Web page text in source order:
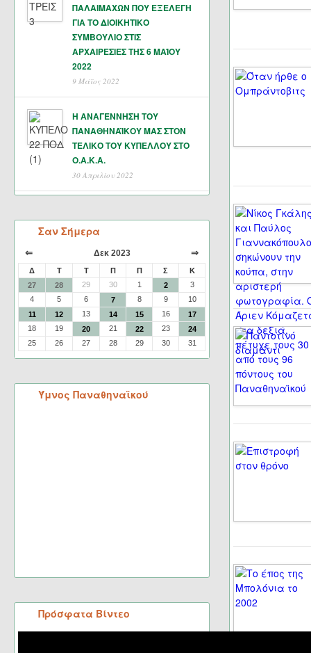
ΠΑΛΑΙΜΑΧΩΝ ΠΟΥ ΕΞΕΛΕΓΗ
ΓΙΑ ΤΟ ΔΙΟΙΚΗΤΙΚΟ
ΣΥΜΒΟΥΛΙΟ ΣΤΙΣ
ΑΡΧΑΙΡΕΣΙΕΣ ΤΗΣ 6 ΜΑΊΟΥ
2022
9 Μάϊος 2022
Η ΑΝΑΓΕΝΝΗΣΗ ΤΟΥ
ΠΑΝΑΘΗΝΑΪΚΟΥ ΜΑΣ ΣΤΟΝ
ΤΕΛΙΚΟ ΤΟΥ ΚΥΠΕΛΛΟΥ ΣΤΟ
Ο.Α.Κ.Α.
30 Απριλίου 2022
Σαν Σήμερα
⇐ Δεκ 2023 ⇒
Δ Τ Τ Π Π Σ
Κ
27
28 29 30 1 2
3
4
5 6 7 8 9
10
11
12 13 14 15 16
17
18
19 20 21 22 23
24
25
26 27 28 29 30 31
Ύμνος Παναθηναϊκού
Πρόσφατα Βίντεο